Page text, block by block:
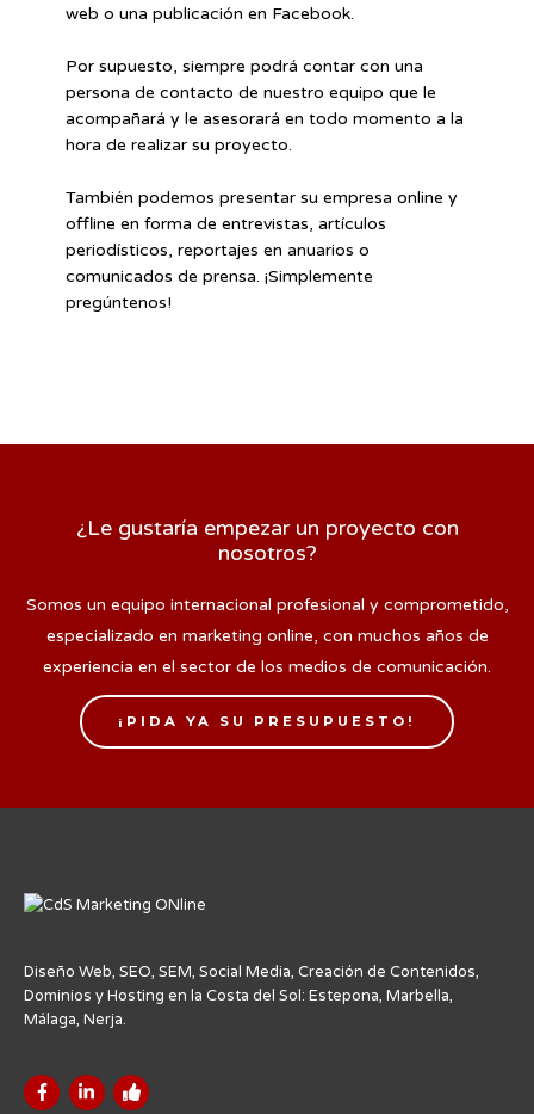
web o una publicación en Facebook.
Por supuesto, siempre podrá contar con una
persona de contacto de nuestro equipo que le
acompañará y le asesorará en todo momento a la
hora de realizar su proyecto.
También podemos presentar su empresa online y
offline en forma de entrevistas, artículos
periodísticos, reportajes en anuarios o
comunicados de prensa. ¡Simplemente
pregúntenos!
¿Le gustaría empezar un proyecto con
nosotros?
Somos un equipo internacional profesional y comprometido,
especializado en marketing online, con muchos años de
experiencia en el sector de los medios de comunicación.
¡PIDA YA SU PRESUPUESTO!
Diseño Web, SEO, SEM, Social Media, Creación de Contenidos,
Dominios y Hosting en la Costa del Sol: Estepona, Marbella,
Málaga, Nerja.